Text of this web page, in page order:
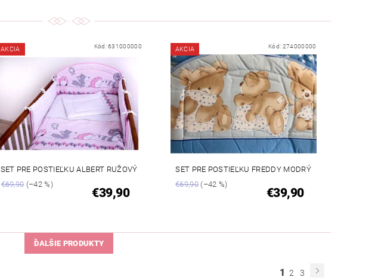
AKCIA Kód:631000000
SET PRE POSTIEĽKU ALBERT RUŽOVÝ
€69,90(–42 %)
€39,90
AKCIA Kód: 274000000
SET PRE POSTIEĽKU FREDDY MODRÝ
€69,90 (–42 %)
€39,90
ĎALŠIE PRODUKTY
1 2 3